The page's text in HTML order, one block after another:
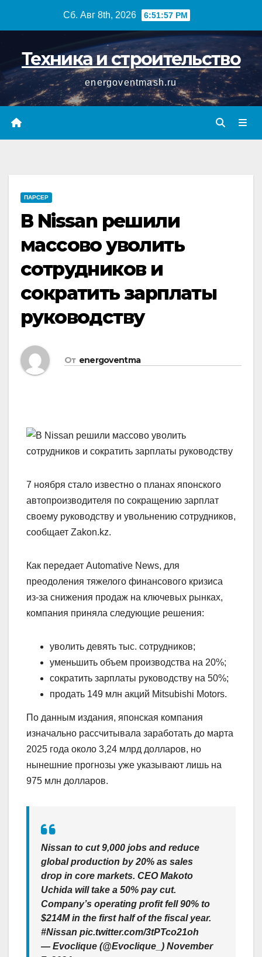
Сб. Авг 8th, 2026 6:51:58 PM
Техника и строительство
energoventmash.ru
ПАРСЕР
В Nissan решили
массово уволить
сотрудников и
сократить зарплаты
руководству
От energoventma
7 ноября стало известно о планах японского
автопроизводителя по сокращению зарплат
своему руководству и увольнению сотрудников,
сообщает Zakon.kz.
Как передает Automative News, для
преодоления тяжелого финансового кризиса
из-за снижения продаж на ключевых рынках,
компания приняла следующие решения:
уволить девять тыс. сотрудников;
уменьшить объем производства на 20%;
сократить зарплаты руководству на 50%;
продать 149 млн акций Mitsubishi Motors.
По данным издания, японская компания
изначально рассчитывала заработать до марта
2025 года около 3,24 млрд долларов, но
нынешние прогнозы уже указывают лишь на
975 млн долларов.
Nissan to cut 9,000 jobs and reduce
global production by 20% as sales
drop in core markets. CEO Makoto
Uchida will take a 50% pay cut.
Company’s operating profit fell 90% to
$214M in the first half of the fiscal year.
#Nissan pic.twitter.com/3tPTco21oh
— Evoclique (@Evoclique_) November